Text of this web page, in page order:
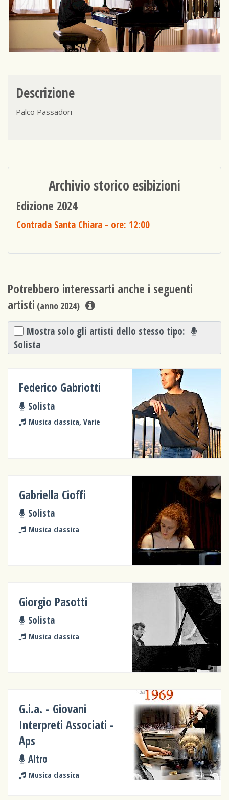
Descrizione
Palco Passadori
Archivio storico esibizioni
Edizione 2024
Contrada Santa Chiara - ore: 12:00
Potrebbero interessarti anche i seguenti
artisti (anno 2024)
Mostra solo gli artisti dello stesso tipo:
Solista
Federico Gabriotti
Solista
Musica classica, Varie
Gabriella Cioffi
Solista
Musica classica
Giorgio Pasotti
Solista
Musica classica
G.i.a. - Giovani
Interpreti Associati -
Aps
Altro
Musica classica